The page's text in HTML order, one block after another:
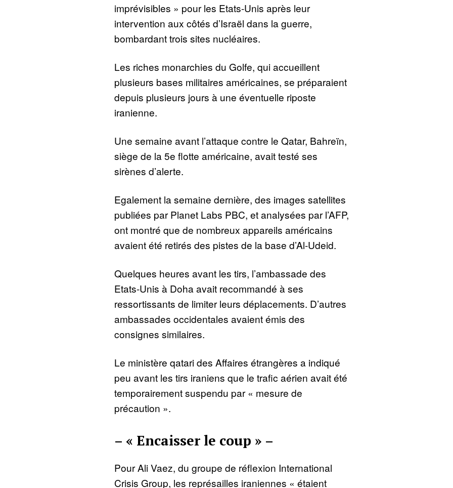
imprévisibles » pour les Etats-Unis après leur
intervention aux côtés d’Israël dans la guerre,
bombardant trois sites nucléaires.
Les riches monarchies du Golfe, qui accueillent
plusieurs bases militaires américaines, se préparaient
depuis plusieurs jours à une éventuelle riposte
iranienne.
Une semaine avant l’attaque contre le Qatar, Bahreïn,
siège de la 5e flotte américaine, avait testé ses
sirènes d’alerte.
Egalement la semaine dernière, des images satellites
publiées par Planet Labs PBC, et analysées par l’AFP,
ont montré que de nombreux appareils américains
avaient été retirés des pistes de la base d’Al-Udeid.
Quelques heures avant les tirs, l’ambassade des
Etats-Unis à Doha avait recommandé à ses
ressortissants de limiter leurs déplacements. D’autres
ambassades occidentales avaient émis des
consignes similaires.
Le ministère qatari des Affaires étrangères a indiqué
peu avant les tirs iraniens que le trafic aérien avait été
temporairement suspendu par « mesure de
précaution ».
– « Encaisser le coup » –
Pour Ali Vaez, du groupe de réflexion International
Crisis Group, les représailles iraniennes « étaient